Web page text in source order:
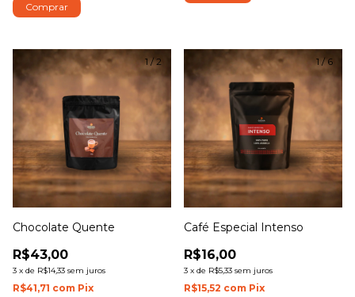
Comprar
1/2
Chocolate Quente
R$43,00
3 x de R$14,33 sem juros
R$41,71 com Pix
1/6
Café Especial Intenso
R$16,00
3 x de R$5,33 sem juros
R$15,52 com Pix